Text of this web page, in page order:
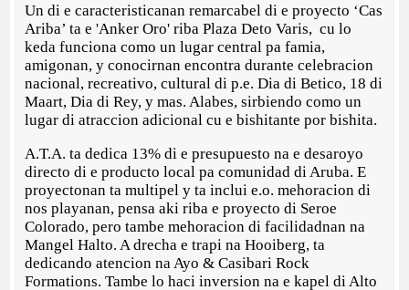
Un di e caracteristicanan remarcabel di e proyecto ‘Cas
Ariba’ ta e 'Anker Oro' riba Plaza Deto Varis, cu lo
keda funciona como un lugar central pa famia,
amigonan, y conocirnan encontra durante celebracion
nacional, recreativo, cultural di p.e. Dia di Betico, 18 di
Maart, Dia di Rey, y mas. Alabes, sirbiendo como un
lugar di atraccion adicional cu e bishitante por bishita.
A.T.A. ta dedica 13% di e presupuesto na e desaroyo
directo di e producto local pa comunidad di Aruba. E
proyectonan ta multipel y ta inclui e.o. mehoracion di
nos playanan, pensa aki riba e proyecto di Seroe
Colorado, pero tambe mehoracion di facilidadnan na
Mangel Halto. A drecha e trapi na Hooiberg, ta
dedicando atencion na Ayo & Casibari Rock
Formations. Tambe lo haci inversion na e kapel di Alto